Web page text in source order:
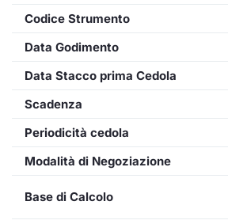
Codice Strumento
Data Godimento
Data Stacco prima Cedola
Scadenza
Periodicità cedola
Modalità di Negoziazione
Base di Calcolo